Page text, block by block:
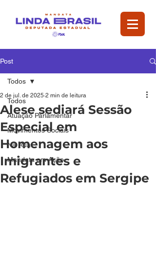
Post
Todos
Atuação Parlamentar
Movimentos Sociais
Na Rua
Mandata em Ação
Todos
Alese sediará Sessão
Especial em
Homenagem aos
Imigrantes e
Refugiados em Sergipe
2 de jul. de 2025 2 min de leitura